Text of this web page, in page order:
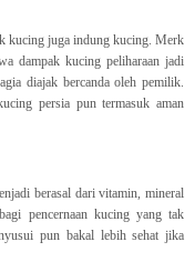
kucing juga indung kucing. Merk
dampak kucing peliharaan jadi
diajak bercanda oleh pemilik.
persia pun termasuk aman
berasal dari vitamin, mineral
pencernaan kucing yang tak
pun bakal lebih sehat jika